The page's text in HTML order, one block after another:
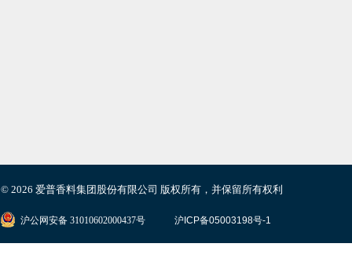
© 2026 爱普香料集团股份有限公司 版权所有，并保留所有权利
沪公网安备 31010602000437号 沪ICP备05003198号-1